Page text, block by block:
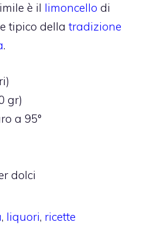
è il limoncello di
tipico della tradizione
.
gr)
a 95°
dolci
, liquori, ricette